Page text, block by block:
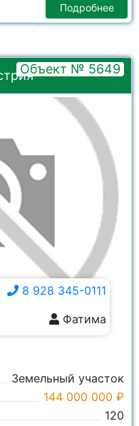
Подробнее
Объект № 5649
Земельный участок
144 000 000 ₽
120
8 928 345-0111
Фатима